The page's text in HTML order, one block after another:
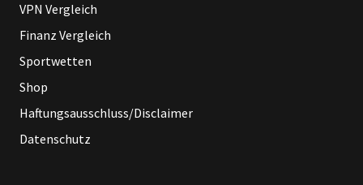
VPN Vergleich
Finanz Vergleich
Sportwetten
Shop
Haftungsausschluss/Disclaimer
Datenschutz